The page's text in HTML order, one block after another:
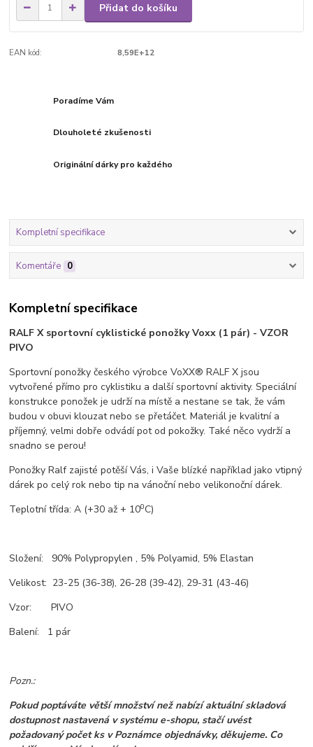
Přidat do košíku
EAN kód: 8,59E+12
Poradíme Vám
Dlouholeté zkušenosti
Originální dárky pro každého
Kompletní specifikace
Komentáře 0
Kompletní specifikace
RALF X sportovní cyklistické ponožky Voxx (1 pár) - VZOR
PIVO
Sportovní ponožky českého výrobce VoXX® RALF X jsou
vytvořené přímo pro cyklistiku a další sportovní aktivity. Speciální
konstrukce ponožek je udrží na místě a nestane se tak, že vám
budou v obuvi klouzat nebo se přetáčet. Materiál je kvalitní a
příjemný, velmi dobře odvádí pot od pokožky. Také něco vydrží a
snadno se perou!
Ponožky Ralf zajisté potěší Vás, i Vaše blízké například jako vtipný
dárek po celý rok nebo tip na vánoční nebo velikonoční dárek.
Teplotní třída: A (+30 až + 100C)
Složení: 90% Polypropylen , 5% Polyamid, 5% Elastan
Velikost: 23-25 (36-38), 26-28 (39-42), 29-31 (43-46)
Vzor: PIVO
Balení: 1 pár
Pozn.:
Pokud poptáváte větší množství než nabízí aktuální skladová
dostupnost nastavená v systému e-shopu, stačí uvést
požadovaný počet ks v Poznámce objednávky, děkujeme. Co